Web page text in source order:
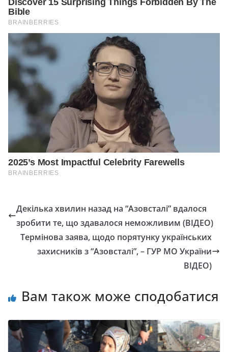
Декілька хвилин назад на “Азовсталі” вдалося
зробити те, що здавалося неможливим (ВІДЕО)
Термінова заява, щодо порятунку українських
захисників з “Азовсталі”, – ГУР МО України
ВІДЕО)
Вам також може сподобатися